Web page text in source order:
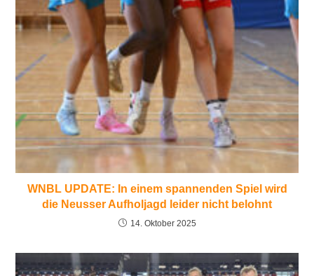
WNBL UPDATE: In einem spannenden Spiel wird
die Neusser Aufholjagd leider nicht belohnt
14. Oktober 2025